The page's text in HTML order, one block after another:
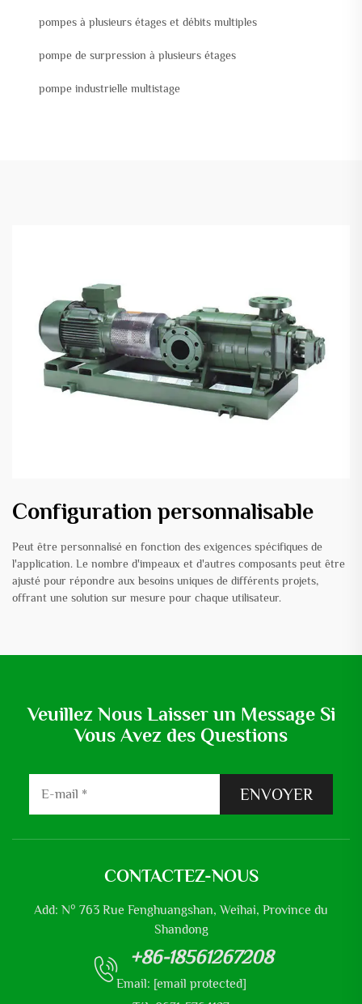
pompes à plusieurs étages et débits multiples
pompe de surpression à plusieurs étages
pompe industrielle multistage
Configuration personnalisable
Peut être personnalisé en fonction des exigences spécifiques de
l'application. Le nombre d'impeaux et d'autres composants peut être
ajusté pour répondre aux besoins uniques de différents projets,
offrant une solution sur mesure pour chaque utilisateur.
Veuillez Nous Laisser un Message Si
Vous Avez des Questions
ENVOYER
CONTACTEZ-NOUS
Add: N° 763 Rue Fenghuangshan, Weihai, Province du
Shandong
+86-18561267208
Email: [email protected]